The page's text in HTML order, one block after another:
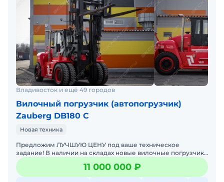
Владивосток и ещё 49 городов
Вилочный погрузчик (автопогрузчик)
Zauberg DB180 C
Новая техника
Предложим ЛУЧШУЮ ЦЕНУ под ваше техническое
задание! В наличии на складах новые вилочные погрузчики
с официальной гарантией от производителя. Оперативная
дос
11 000 000 ₽